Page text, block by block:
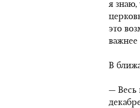
я знаю,
это
важнее
В
— Весь